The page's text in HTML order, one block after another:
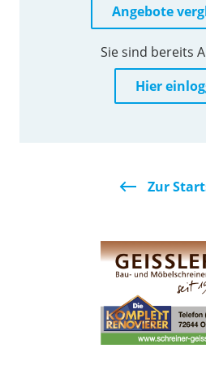
Angebote
Sie sind bereits
Hier
Zur